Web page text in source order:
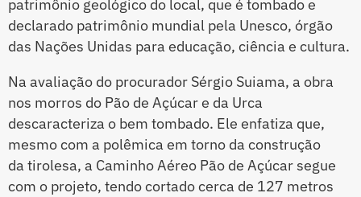
patrimônio geológico do local, que é tombado e
declarado patrimônio mundial pela Unesco, órgão
das Nações Unidas para educação, ciência e cultura.
Na avaliação do procurador Sérgio Suiama, a obra
nos morros do Pão de Açúcar e da Urca
descaracteriza o bem tombado. Ele enfatiza que,
mesmo com a polêmica em torno da construção
da tirolesa, a Caminho Aéreo Pão de Açúcar segue
com o projeto, tendo cortado cerca de 127 metros